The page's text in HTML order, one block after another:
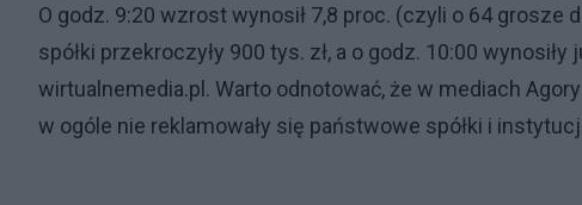
O godz. 9:20 wzrost wynosił 7,8 proc. (czyli o 64 grosze
spółki przekroczyły 900 tys. zł, a o godz. 10:00
wirtualnemedia.pl. Warto odnotować, że w mediach
w ogóle nie reklamowały się państwowe spółki i